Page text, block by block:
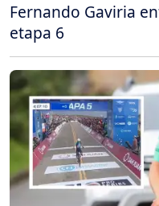
Fernando Gaviria
etapa 6